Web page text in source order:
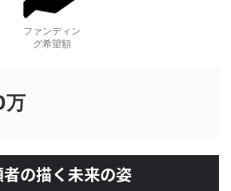
ファンディン
グ希望額
の描く未来の姿